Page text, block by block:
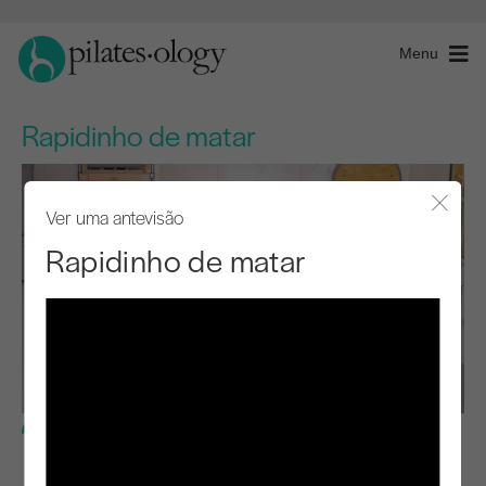
Menu
Rapidinho de matar
Ver uma antevisão
Rapidinho de matar